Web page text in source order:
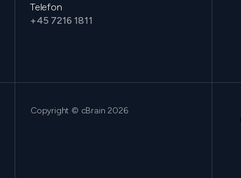
Telefon
+45 7216 1811
Copyright © cBrain 2026